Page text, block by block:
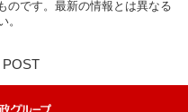
のです。最新の情報とは異なる
。
POST